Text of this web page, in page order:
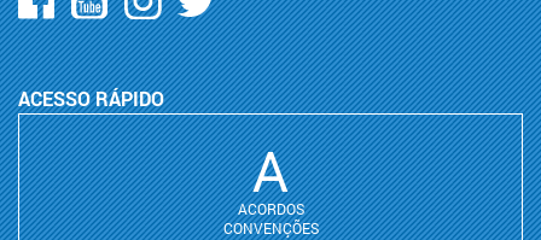
ACESSO RÁPIDO
A
ACORDOS
CONVENÇÕES